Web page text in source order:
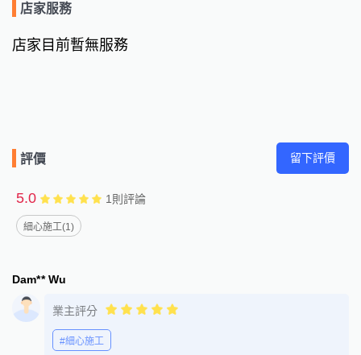
店家服務
店家目前暫無服務
評價 留下評價
5.0 1 則評論
細心施工(1)
Dam** Wu
業主評分
#細心施工